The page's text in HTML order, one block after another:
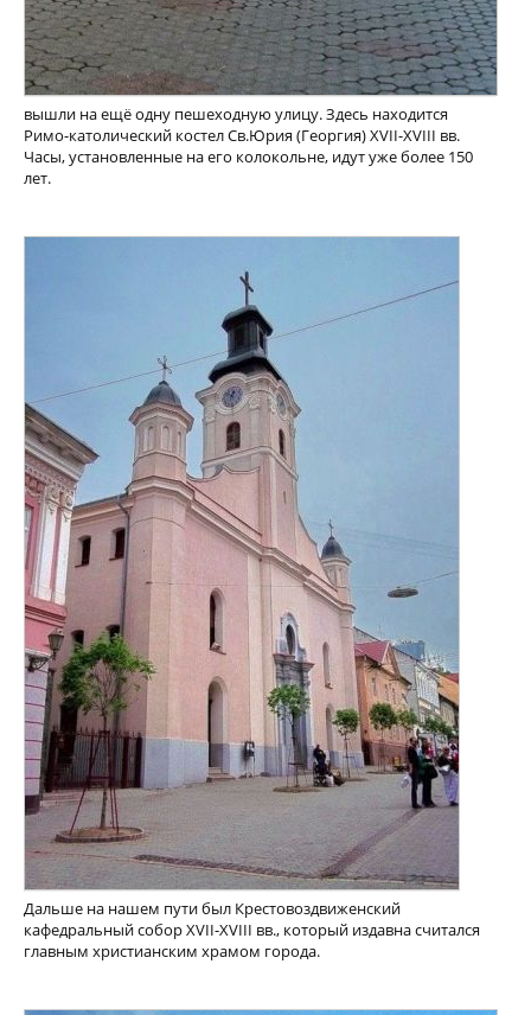
вышли на ещё одну пешеходную улицу. Здесь находится
Римо-католический костел Св.Юрия (Георгия) XVII-XVIII вв.
Часы, установленные на его колокольне, идут уже более 150
лет.
Дальше на нашем пути был Крестовоздвиженский
кафедральный собор XVII-XVIII вв., который издавна считался
главным христианским храмом города.